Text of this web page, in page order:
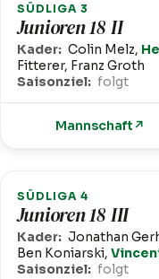
SÜDLIGA 3
Junioren 18 II
Kader: Colin Melz,
Fitterer, Franz Groth
Saisonziel: folgt
Mannschaft ↗
SÜDLIGA 4
Junioren 18 III
Kader: Jonathan
Ben Koniarski,
Saisonziel: folgt